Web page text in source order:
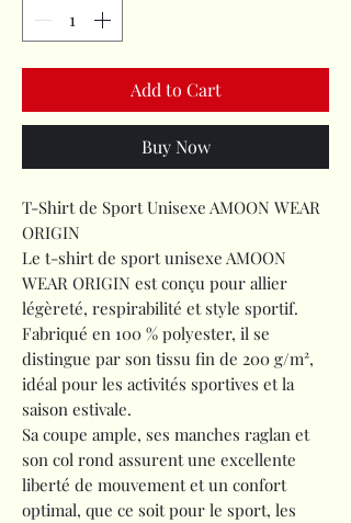
Add to Cart
Buy Now
T-Shirt de Sport Unisexe AMOON WEAR
ORIGIN
Le t-shirt de sport unisexe AMOON
WEAR ORIGIN est conçu pour allier
légèreté, respirabilité et style sportif.
Fabriqué en 100 % polyester, il se
distingue par son tissu fin de 200 g/m²,
idéal pour les activités sportives et la
saison estivale.
Sa coupe ample, ses manches raglan et
son col rond assurent une excellente
liberté de mouvement et un confort
optimal, que ce soit pour le sport, les